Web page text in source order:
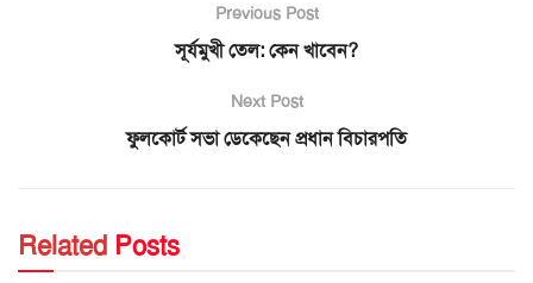
Previous Post
সূর্যমুখী তেল: কেন খাবেন?
Next Post
ফুলকোর্ট সভা ডেকেছেন প্রধান বিচারপতি
Related Posts